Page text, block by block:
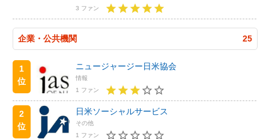
3 ファン
企業・公共機関 25
1
位
ニュージャージー日米協会
情報
1 ファン
2
位
日米ソーシャルサービス
その他
1 ファン